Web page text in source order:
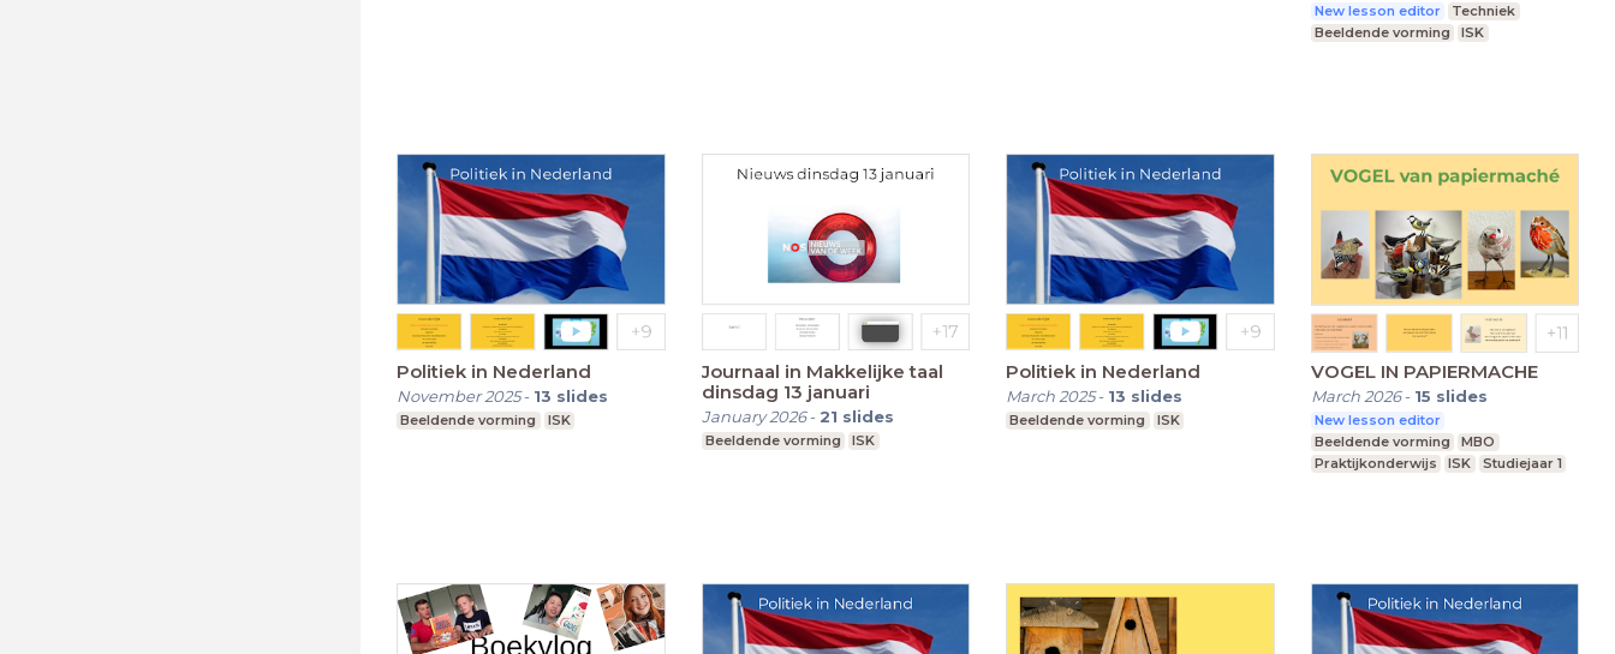
New lesson editor
Techniek
Beeldende vorming
ISK
Politiek in Nederland
November 2025- 13 slides
Beeldende vorming ISK
Journaal in Makkelijke taal
dinsdag 13 januari
January 2026- 21 slides
Beeldende vorming ISK
Politiek in Nederland
March 2025- 13 slides
Beeldende vorming ISK
VOGEL IN PAPIERMACHE
March 2026- 15 slides
New lesson editor
Beeldende vorming
MBO
Praktijkonderwijs
ISK Studiejaar 1